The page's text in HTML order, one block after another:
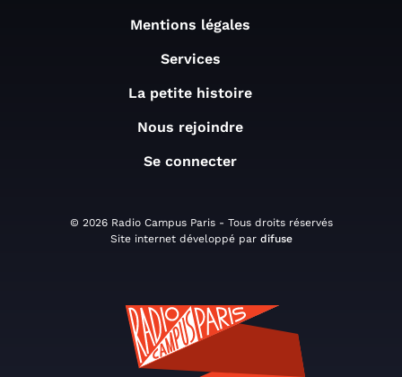
Mentions légales
Services
La petite histoire
Nous rejoindre
Se connecter
© 2026 Radio Campus Paris - Tous droits réservés
Site internet développé par difuse